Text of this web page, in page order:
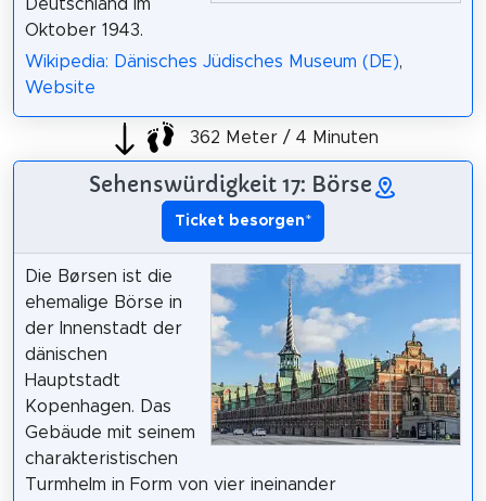
Deutschland im
Oktober 1943.
Wikipedia: Dänisches Jüdisches Museum (DE),
Website
362 Meter / 4 Minuten
Sehenswürdigkeit 17: Börse
Ticket besorgen*
Die Børsen ist die
ehemalige Börse in
der Innenstadt der
dänischen
Hauptstadt
Kopenhagen. Das
Gebäude mit seinem
charakteristischen
Turmhelm in Form von vier ineinander